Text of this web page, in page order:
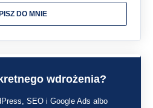
DO MNIE
wdrożenia?
SEO i Google Ads albo